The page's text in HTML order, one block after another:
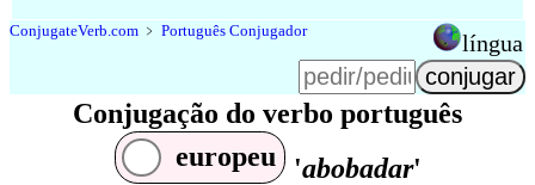
ConjugateVerb.com ﹥ Português Conjugador língua
Conjugação do verbo português
europeu
'abobadar'